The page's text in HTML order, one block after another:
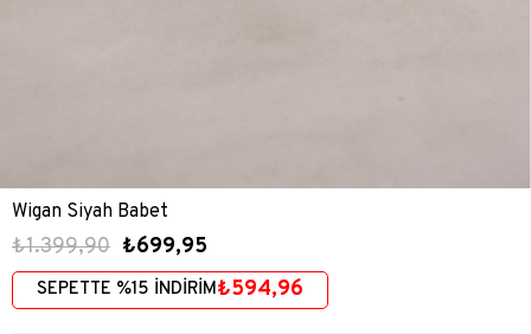
Wigan Siyah Babet
₺1.399,90 ₺699,95
SEPETTE %15 İNDİRİM₺594,96